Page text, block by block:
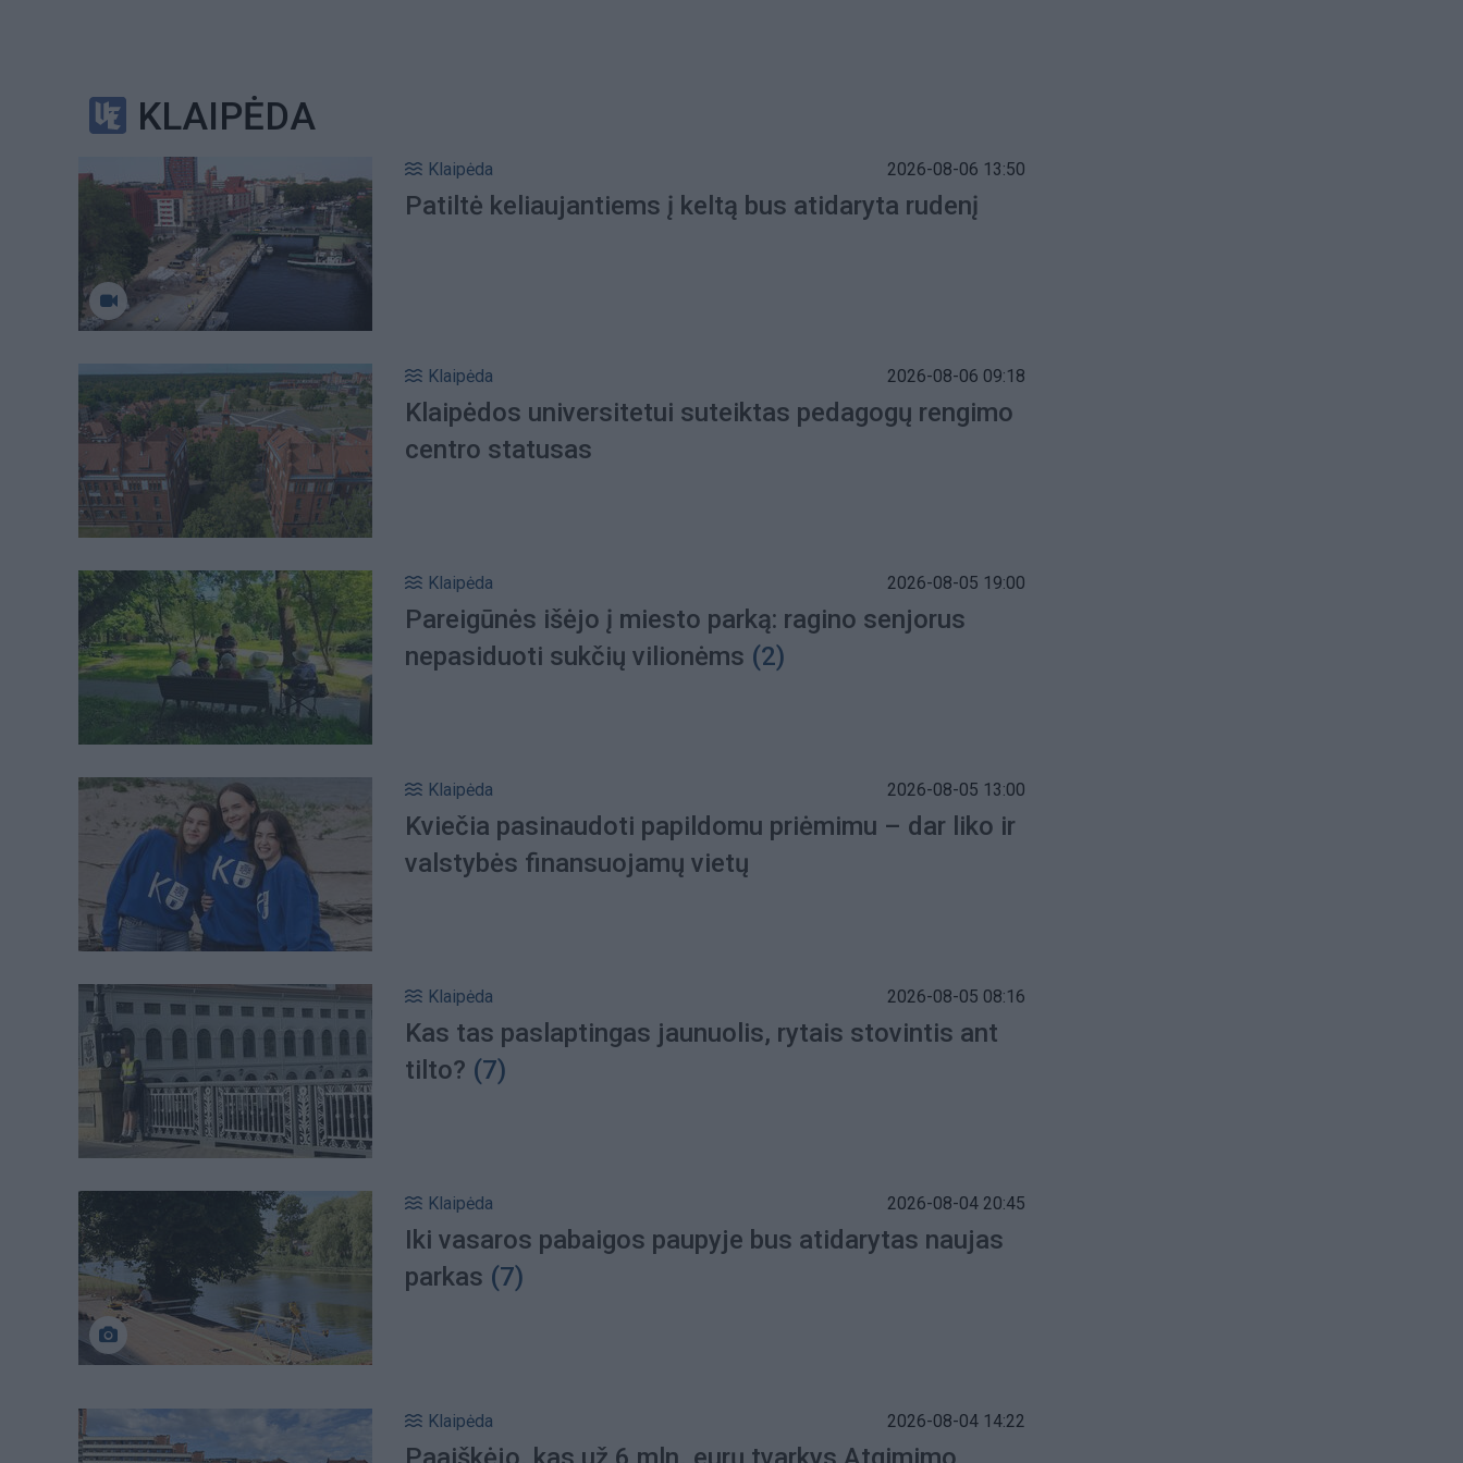
KLAIPĖDA
Klaipėda 2026-08-06 13:50
Patiltė keliaujantiems į keltą bus atidaryta rudenį
Klaipėda 2026-08-06 09:18
Klaipėdos universitetui suteiktas pedagogų rengimo
centro statusas
Klaipėda 2026-08-05 19:00
Pareigūnės išėjo į miesto parką: ragino senjorus
nepasiduoti sukčių vilionėms (2)
Klaipėda 2026-08-05 13:00
Kviečia pasinaudoti papildomu priėmimu – dar liko ir
valstybės finansuojamų vietų
Klaipėda 2026-08-05 08:16
Kas tas paslaptingas jaunuolis, rytais stovintis ant
tilto? (7)
Klaipėda 2026-08-04 20:45
Iki vasaros pabaigos paupyje bus atidarytas naujas
parkas (7)
Klaipėda 2026-08-04 14:22